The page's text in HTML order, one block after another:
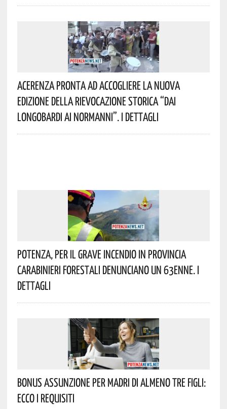
Acerenza Pronta Ad Accogliere La Nuova
Edizione Della Rievocazione Storica “Dai
Longobardi Ai Normanni”. I Dettagli
Potenza, Per Il Grave Incendio In Provincia
Carabinieri Forestali Denunciano Un 63enne. I
Dettagli
Bonus Assunzione Per Madri Di Almeno Tre Figli:
Ecco I Requisiti